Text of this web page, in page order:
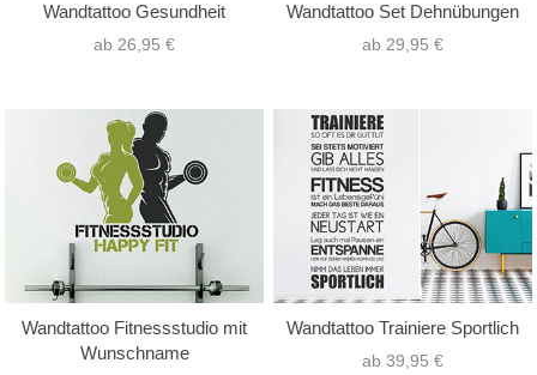
Wandtattoo Gesundheit
ab 26,95 €
Wandtattoo Set Dehnübungen
ab 29,95 €
Wandtattoo Fitnessstudio mit
Wunschname
Wandtattoo Trainiere Sportlich
ab 39,95 €